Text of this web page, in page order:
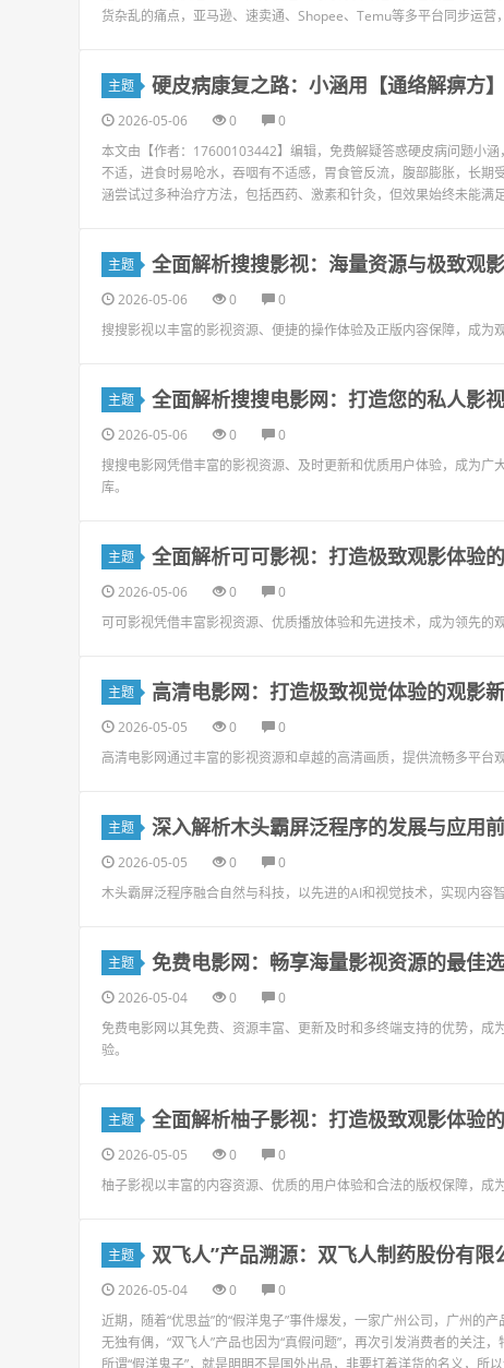
货杂乱的痛点，亚马逊、速卖通、Shopee、Temu等多平台同步运营
主题 硬皮病康复之路：小涵用【通络解痹方
2026-05-06 0
0
本文由【作者：17600103442】编辑，免费解疑答惑硬皮病问题小
不适，进食时易呛水，吞咽有不适感，胃食管反流，腹部膨胀，长
涵尝试过多种治疗方法，包括西药、激素和针灸，但效果始终未能满
主题 全面解析搜搜影视：海量资源与极致观
2026-05-06 0
0
搜搜影视以丰富的影视资源、便捷的操作体验及正版内容保障，成为
主题 全面解析搜搜电影网：打造您的私人影
2026-05-06 0
0
搜搜电影网凭借丰富的影视资源、及时更新和优质用户体验，成为
库。
主题 全面解析可可影视：打造极致观影体验
2026-05-06 0
0
可可影视凭借丰富影视资源、优质播放体验和先进技术，成为领先的
主题 高清电影网：打造极致视觉体验的观影
2026-05-05 0
0
高清电影网通过丰富的影视资源和卓越的高清画质，提供流畅多平台
主题 深入解析木头霸屏泛程序的发展与应用
2026-05-05 0
0
木头霸屏泛程序融合自然与科技，以先进的AI和视觉技术，实现内容
主题 免费电影网：畅享海量影视资源的最佳
2026-05-04 0
0
免费电影网以其免费、资源丰富、更新及时和多终端支持的优势，
验。
主题 全面解析柚子影视：打造极致观影体验
2026-05-05 0
0
柚子影视以丰富的内容资源、优质的用户体验和合法的版权保障，成
主题 双飞人”产品溯源：双飞人制药股份有限
2026-05-04 0
0
近期，随着“优思益”的“假洋鬼子”事件爆发，一家广州公司，广州的
无独有偶，“双飞人”产品也因为“真假问题”，再次引发消费者的关注
所谓“假洋鬼子”，就是明明不是国外出品，非要打着洋货的名义，所